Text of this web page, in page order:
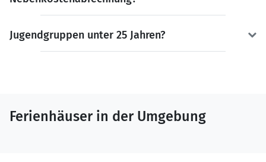
Jugendgruppen unter 25 Jahren?
Ferienhäuser in der Umgebung